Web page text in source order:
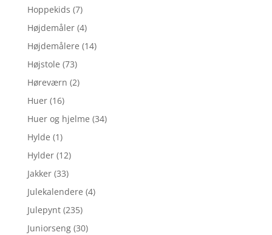
Hoppekids (7)
Højdemåler (4)
Højdemålere (14)
Højstole (73)
Høreværn (2)
Huer (16)
Huer og hjelme (34)
Hylde (1)
Hylder (12)
Jakker (33)
Julekalendere (4)
Julepynt (235)
Juniorseng (30)